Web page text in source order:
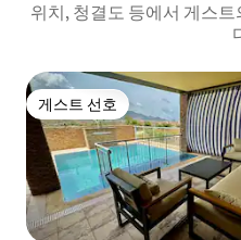
위치, 청결도 등에서 게스
게스트 선호
게스트 선호